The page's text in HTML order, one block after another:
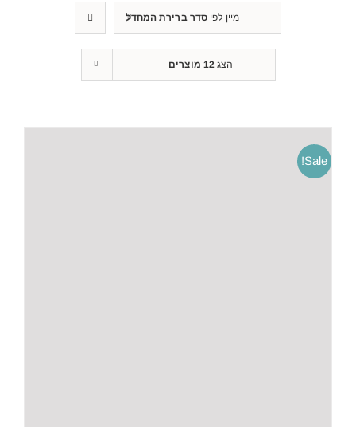
מיין לפי סדר ברירת המחדל
הצג 12 מוצרים
Sale!